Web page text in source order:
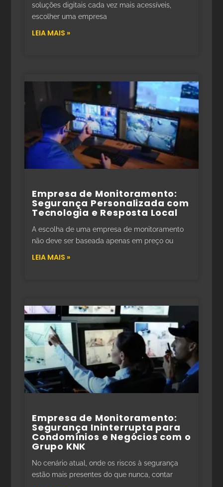
soluções digitais cada vez mais acessíveis,
escolher uma empresa
LEIA MAIS »
Empresa de Monitoramento:
Segurança Personalizada com
Tecnologia e Resposta Local
A escolha de uma empresa de monitoramento
não deve ser baseada apenas em preço ou
LEIA MAIS »
Empresa de Monitoramento:
Segurança Ininterrupta para
Condomínios e Negócios com o
Grupo KNK
No cenário atual, onde os riscos à segurança
estão mais presentes do que nunca, contar